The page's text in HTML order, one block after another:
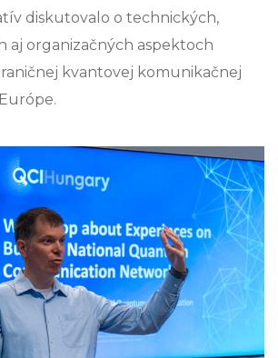
diskutovalo o technických,
aj organizačných aspektoch
kvantovej komunikačnej